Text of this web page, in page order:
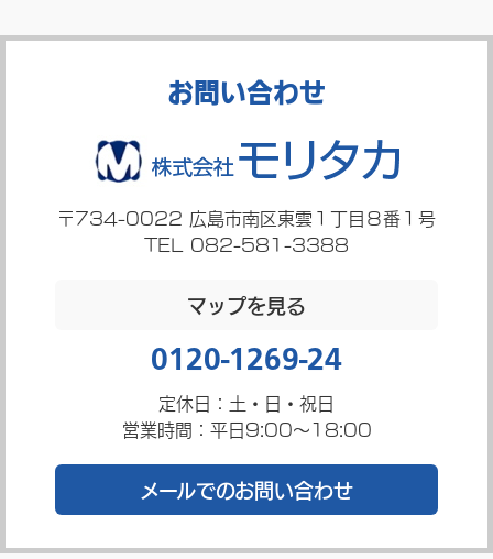
お問い合わせ
〒734-0022 広島市南区東雲１丁目８番１号
TEL 082-581-3388
マップを見る
0120-1269-24
定休日：土・日・祝日
営業時間：平日9:00～18:00
メールでのお問い合わせ